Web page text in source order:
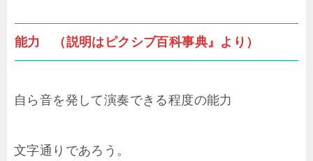
能力 （説明はピクシブ百科事典』より）
自ら音を発して演奏できる程度の能力
文字通りであろう。